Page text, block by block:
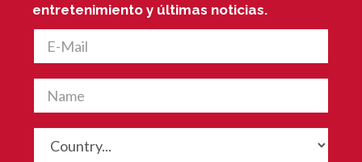
entretenimiento y últimas noticias.